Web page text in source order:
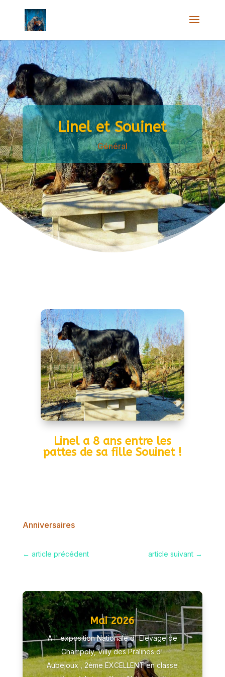
Linel et Souinet
Général
Linel a 8 ans entre les
pattes de sa fille Souinet !
Anniversaires
← article précédent article suivant →
Mai 2026
A l' exposition Nationale d' Elevage de
Champoly, Villy des Pralines d'
Aubejoux , 2ème EXCELLENT en classe